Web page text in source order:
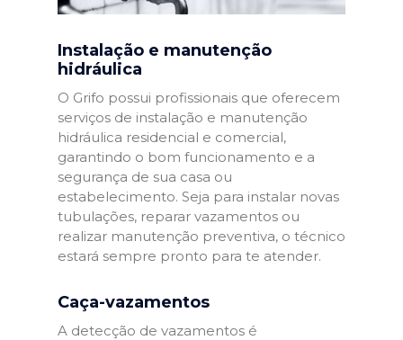
Instalação e manutenção
hidráulica
O Grifo possui profissionais que oferecem
serviços de instalação e manutenção
hidráulica residencial e comercial,
garantindo o bom funcionamento e a
segurança de sua casa ou
estabelecimento. Seja para instalar novas
tubulações, reparar vazamentos ou
realizar manutenção preventiva, o técnico
estará sempre pronto para te atender.
Caça-vazamentos
A detecção de vazamentos é